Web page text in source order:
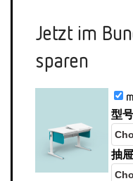
Jetzt im
sparen
型
抽屉